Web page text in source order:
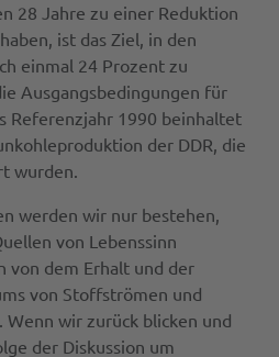
28 Jahre zu einer Reduktion
ist das Ziel, in den
einmal 24 Prozent zu
Ausgangsbedingungen für
Referenzjahr 1990 beinhaltet
der DDR, die
wurden.
werden wir nur bestehen,
von Lebenssinn
von dem Erhalt und der
von Stoffströmen und
wir zurück blicken und
der Diskussion um